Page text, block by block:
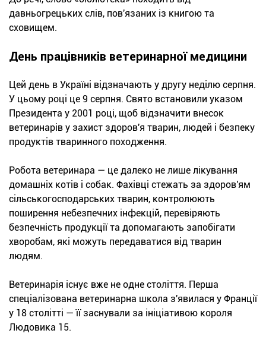
давньогрецьких слів, пов'язаних із книгою та
сховищем.
День працівників ветеринарної медицини
Цей день в Україні відзначають у другу неділю серпня.
У цьому році це 9 серпня. Свято встановили указом
Президента у 2001 році, щоб відзначити внесок
ветеринарів у захист здоров'я тварин, людей і безпеку
продуктів тваринного походження.
Робота ветеринара — це далеко не лише лікування
домашніх котів і собак. Фахівці стежать за здоров'ям
сільськогосподарських тварин, контролюють
поширення небезпечних інфекцій, перевіряють
безпечність продукції та допомагають запобігати
хворобам, які можуть передаватися від тварин
людям.
Ветеринарія існує вже не одне століття. Перша
спеціалізована ветеринарна школа з'явилася у Франції
у 18 столітті — її заснували за ініціативою короля
Людовика 15.